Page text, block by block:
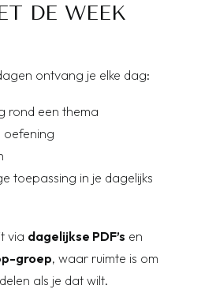
DE WEEK
ontvang je elke dag:
rond een thema
oefening
toepassing in je dagelijks
via dagelijkse PDF’s en
groep, waar ruimte is om
als je dat wilt.